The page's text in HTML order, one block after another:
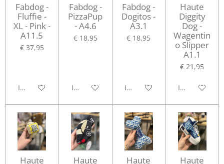
Fabdog -
Fluffie -
XL - Pink -
A11.5
€ 37,95
In winkelwagen
Fabdog -
PizzaPup
- A4.6
€ 18,95
In winkelwagen
Fabdog -
Dogitos -
A3.1
€ 18,95
In winkelwagen
Haute
Diggity
Dog -
Wagentin
o Slipper
A1.1
€ 21,95
In
Haute Haute Haute Haute